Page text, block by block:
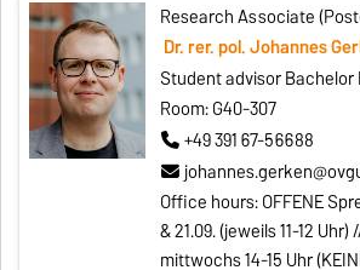
Research Associate
Dr. rer. pol. Johannes
Student advisor Bachelor
Room: G40-307
+49 391 67-56688
Office hours: OFFENE
& 21.09. (jeweils 11-12 Uhr)
mittwochs 14-15 Uhr